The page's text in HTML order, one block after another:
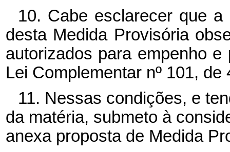
10. Cabe esclarecer que
desta Medida Provisória
autorizados para empenho
Lei Complementar nº 101, de
11. Nessas condições, e
da matéria, submeto à
anexa proposta de Medida